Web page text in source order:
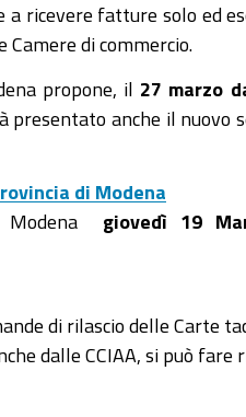
ricevere fatture solo ed
di commercio.
propone, il 27 marzo
anche il nuovo
di Modena
giovedì 19
di rilascio delle Carte
dalle CCIAA, si può